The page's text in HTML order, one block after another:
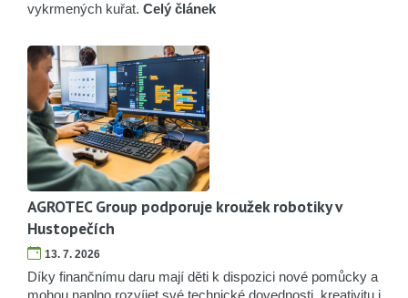
vykrmených kuřat. Celý článek
AGROTEC Group podporuje kroužek robotiky v
Hustopečích
13. 7. 2026
Díky finančnímu daru mají děti k dispozici nové pomůcky a
mohou naplno rozvíjet své technické dovednosti, kreativitu i